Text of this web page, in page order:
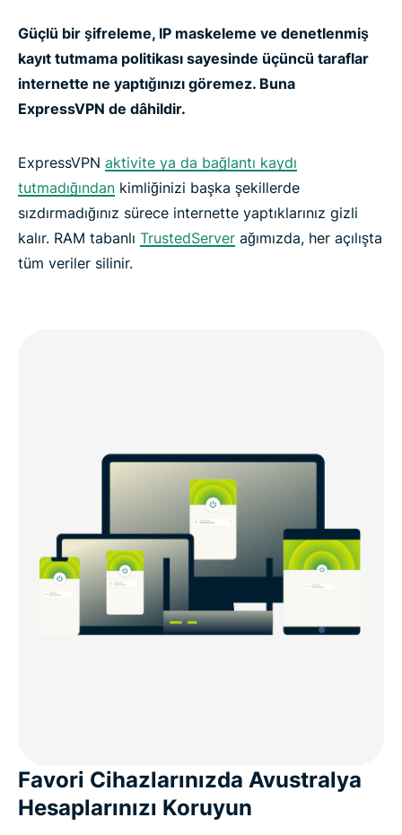
Güçlü bir şifreleme, IP maskeleme ve denetlenmiş
kayıt tutmama politikası sayesinde üçüncü taraflar
internette ne yaptığınızı göremez. Buna
ExpressVPN de dâhildir.
ExpressVPN aktivite ya da bağlantı kaydı
tutmadığından kimliğinizi başka şekillerde
sızdırmadığınız sürece internette yaptıklarınız gizli
kalır. RAM tabanlı TrustedServer ağımızda, her açılışta
tüm veriler silinir.
Favori Cihazlarınızda Avustralya
Hesaplarınızı Koruyun